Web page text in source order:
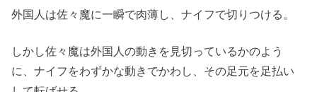
外国人は佐々魔に一瞬で肉薄し、ナイフで切りつける。
しかし佐々魔は外国人の動きを見切っているかのよう
に、ナイフをわずかな動きでかわし、その足元を足払い